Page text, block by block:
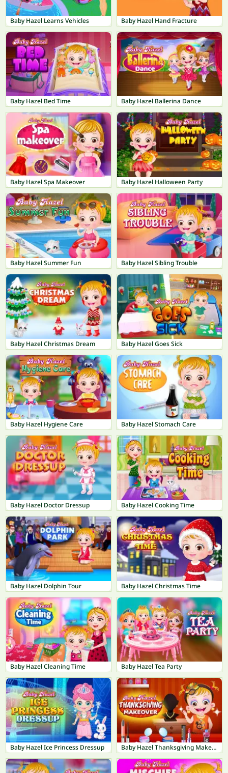
Baby Hazel Learns Vehicles Baby Hazel Hand Fracture
Baby Hazel Bed Time Baby Hazel Ballerina Dance
Baby Hazel Spa Makeover Baby Hazel Halloween Party
Baby Hazel Summer Fun Baby Hazel Sibling Trouble
Baby Hazel Christmas Dream Baby Hazel Goes Sick
Baby Hazel Hygiene Care Baby Hazel Stomach Care
Baby Hazel Doctor Dressup Baby Hazel Cooking Time
Baby Hazel Dolphin Tour Baby Hazel Christmas Time
Baby Hazel Cleaning Time Baby Hazel Tea Party
Baby Hazel Ice Princess Dressup Baby Hazel Thanksgiving Makeover